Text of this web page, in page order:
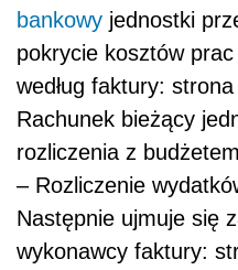
bankowy jednostki
pokrycie kosztów
według faktury:
Rachunek bieżący
rozliczenia z
– Rozliczenie
Następnie ujmuje się
wykonawcy faktury: